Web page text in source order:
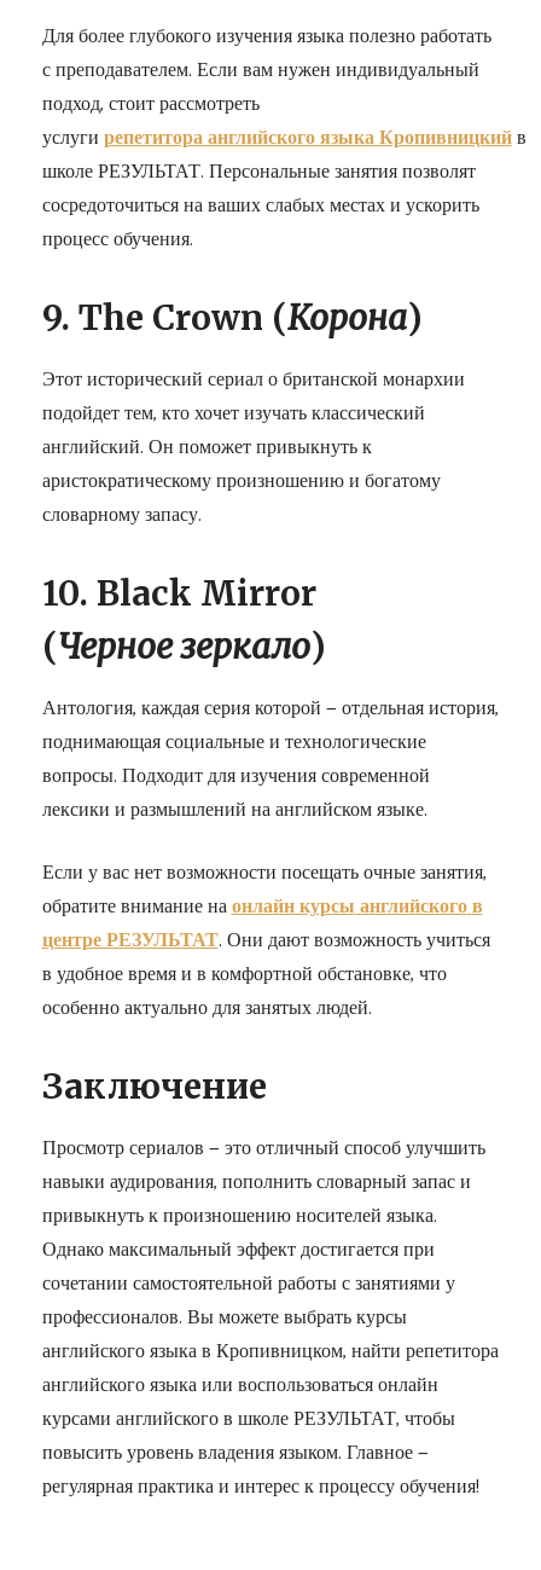
Для более глубокого изучения языка полезно работать
с преподавателем. Если вам нужен индивидуальный
подход, стоит рассмотреть
услугирепетитораанглийскогоязыкаКропивницкийв
школе РЕЗУЛЬТАТ. Персональные занятия позволят
сосредоточиться на ваших слабых местах и ускорить
процесс обучения.
9. The Crown (Корона)
Этот исторический сериал о британской монархии
подойдет тем, кто хочет изучать классический
английский. Он поможет привыкнуть к
аристократическому произношению и богатому
словарному запасу.
10. Black Mirror
(Черноезеркало)
Антология, каждая серия которой — отдельная история,
поднимающая социальные и технологические
вопросы. Подходит для изучения современной
лексики и размышлений на английском языке.
Если у вас нет возможности посещать очные занятия,
обратите внимание наонлайнкурсыанглийскогов
центре РЕЗУЛЬТАТ. Они дают возможность учиться
в удобное время и в комфортной обстановке, что
особенно актуально для занятых людей.
Заключение
Просмотр сериалов — это отличный способ улучшить
навыки аудирования, пополнить словарный запас и
привыкнуть к произношению носителей языка.
Однако максимальный эффект достигается при
сочетании самостоятельной работы с занятиями у
профессионалов. Вы можете выбрать курсы
английского языка в Кропивницком, найти репетитора
английского языка или воспользоваться онлайн
курсами английского в школе РЕЗУЛЬТАТ, чтобы
повысить уровень владения языком. Главное —
регулярная практика и интерес к процессу обучения!